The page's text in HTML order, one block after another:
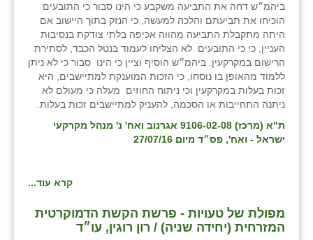
ביהמ״ש דחה את התביעה משקבע כי הינו סבור כי התובעים
הוכיחו את תביעתם והלכה למעשה, כי הנזק בתוך היישוב אם
היתה מתקבלת התביעה מהווה אכיפה בלתי צודקת בנסיבות
העניין, כי כי התובעים לא הצליחו לעמוד בנטל הכבד, לסתירת
הרישום במקרקעין. ביהמ״ש הוסיף וציין כי הינו סבור כי לא ניתן
ללמוד מהאופן בו נוסחו, כי הזכות המוענקת למתיישבים, היא
זכות בעלות במקרקעין וכי ניתוח החוזים מעלה כי מעולם לא
ניתנה התחייבות או הסכמה, להעניק למתיישבים זכות בעלות.
ת"א (מרכז) 9106-02-08 אגרנוב ואח' נ' מנהל מקרקעי
ישראל - ואח', פס״ד מיום 27/07/16
קרא עוד...
מפולת של טעויות - פרשת הקשת הדמוקרטית
המזרחית (יחידה שניה) / רון רוגין, עו״ד